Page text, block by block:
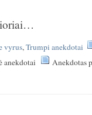
vyrus,Trumpi anekdotai
anekdotai Anekdotas